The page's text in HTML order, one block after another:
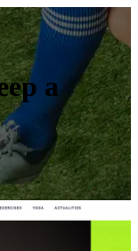
a